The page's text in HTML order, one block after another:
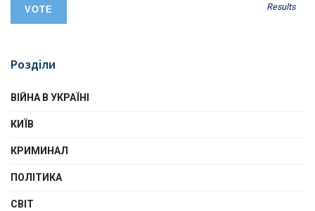
Results
Розділи
ВІЙНА В УКРАЇНІ
КИЇВ
КРИМИНАЛ
ПОЛІТИКА
СВІТ